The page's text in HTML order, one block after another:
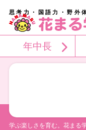
思考力・国語力・野外
年中長
学ぶ楽しさを育む。花まる